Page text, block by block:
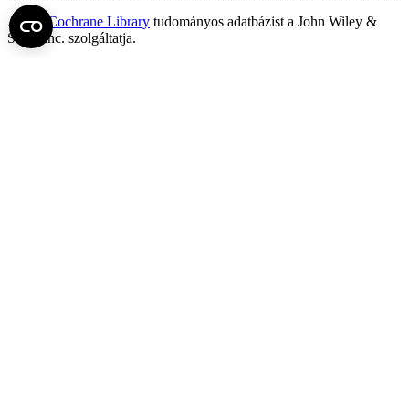
AThe Cochrane Library tudományos adatbázist a John Wiley &
Sons, Inc. szolgáltatja.